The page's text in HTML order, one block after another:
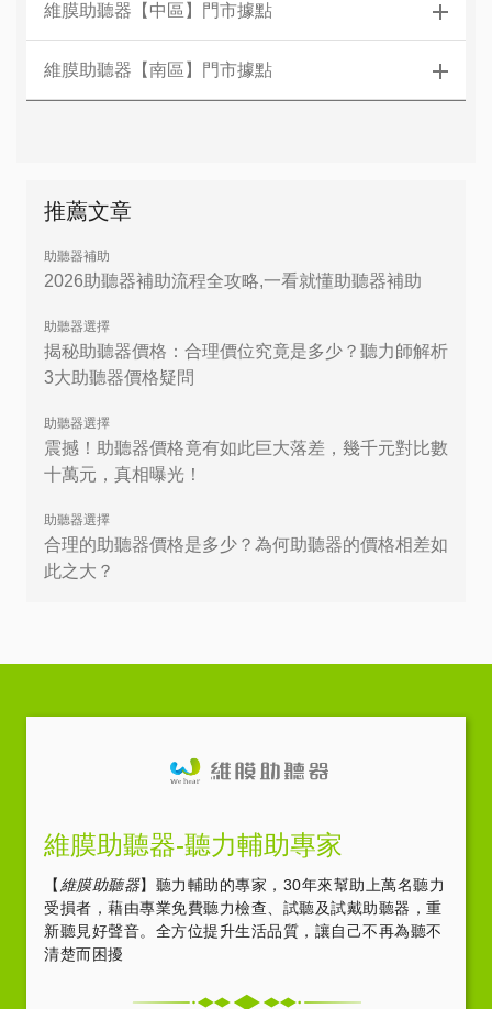
維膜助聽器【中區】門市據點
維膜助聽器【南區】門市據點
推薦文章
助聽器補助
2026助聽器補助流程全攻略,一看就懂助聽器補助
助聽器選擇
揭秘助聽器價格：合理價位究竟是多少？聽力師解析
3大助聽器價格疑問
助聽器選擇
震撼！助聽器價格竟有如此巨大落差，幾千元對比數
十萬元，真相曝光！
助聽器選擇
合理的助聽器價格是多少？為何助聽器的價格相差如
此之大？
維膜助聽器-聽力輔助專家
【維膜助聽器】聽力輔助的專家，30年來幫助上萬名聽力
受損者，藉由專業免費聽力檢查、試聽及試戴助聽器，重
新聽見好聲音。全方位提升生活品質，讓自己不再為聽不
清楚而困擾